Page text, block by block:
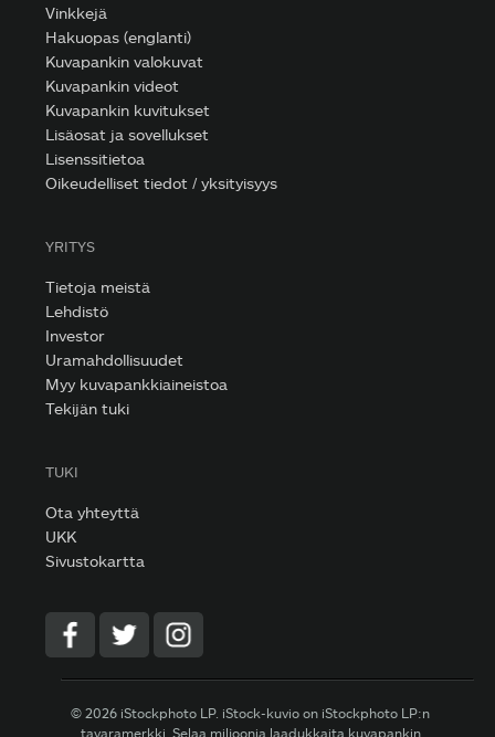
Vinkkejä
Hakuopas (englanti)
Kuvapankin valokuvat
Kuvapankin videot
Kuvapankin kuvitukset
Lisäosat ja sovellukset
Lisenssitietoa
Oikeudelliset tiedot / yksityisyys
YRITYS
Tietoja meistä
Lehdistö
Investor
Uramahdollisuudet
Myy kuvapankkiaineistoa
Tekijän tuki
TUKI
Ota yhteyttä
UKK
Sivustokartta
© 2026 iStockphoto LP. iStock-kuvio on iStockphoto LP:n
tavaramerkki. Selaa miljoonia laadukkaita kuvapankin